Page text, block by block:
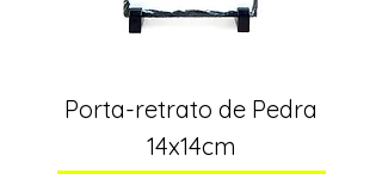
Porta-retrato de Pedra
14x14cm